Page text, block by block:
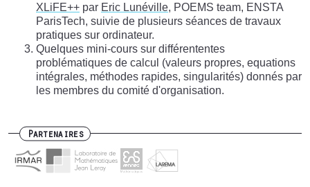
XLiFE++ par Eric Lunéville, POEMS team, ENSTA
ParisTech, suivie de plusieurs séances de travaux
pratiques sur ordinateur.
Quelques mini-cours sur différententes
problématiques de calcul (valeurs propres, equations
intégrales, méthodes rapides, singularités) donnés par
les membres du comité d'organisation.
Partenaires